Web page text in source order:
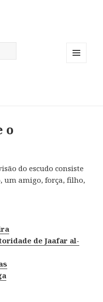
o
do escudo consiste
um amigo, força, filho,
de Jaafar al-